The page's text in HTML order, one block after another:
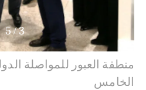
4
/
5
منطقة العبور للمواصلة
الخامس